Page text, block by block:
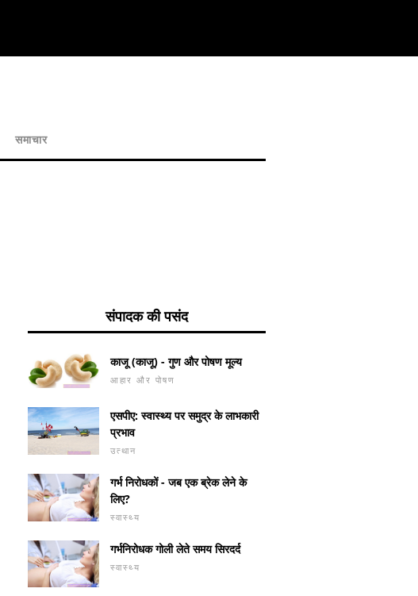
समाचार
संपादक की पसंद
काजू (काजू) - गुण और पोषण मूल्य
आहार और पोषण
एसपीए: स्वास्थ्य पर समुद्र के लाभकारी
प्रभाव
उत्थान
गर्भ निरोधकों - जब एक ब्रेक लेने के
लिए?
स्वास्थ्य
गर्भनिरोधक गोली लेते समय सिरदर्द
स्वास्थ्य